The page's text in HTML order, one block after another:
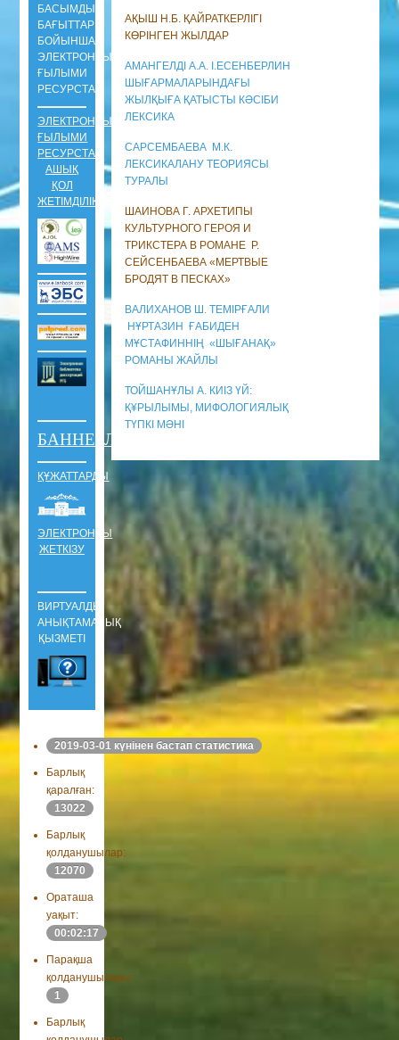
АҚЫШ Н.Б. ҚАЙРАТКЕРЛІГІ
КӨРІНГЕН ЖЫЛДАР
АМАНГЕЛДІ А.А. І.ЕСЕНБЕРЛИН
ШЫҒАРМАЛАРЫНДАҒЫ
ЖЫЛҚЫҒА ҚАТЫСТЫ КӘСІБИ
ЛЕКСИКА
САРСЕМБАЕВА М.К.
ЛЕКСИКАЛАНУ ТЕОРИЯСЫ
ТУРАЛЫ
ШАИНОВА Г. АРХЕТИПЫ
КУЛЬТУРНОГО ГЕРОЯ И
ТРИКСТЕРА В РОМАНЕ Р.
СЕЙСЕНБАЕВА «МЕРТВЫЕ
БРОДЯТ В ПЕСКАХ»
ВАЛИХАНОВ Ш. ТЕМІРҒАЛИ
НҰРТАЗИН ҒАБИДЕН
МҰСТАФИННІҢ «ШЫҒАНАҚ»
РОМАНЫ ЖАЙЛЫ
ТОЙШАНҰЛЫ А. КИІЗ ҮЙ:
Қ¥РЫЛЫМЫ, МИФОЛОГИЯЛЫҚ
ТҮПКІ МӘНІ
БАСЫМДЫ
БАҒЫТТАРЫ
БОЙЫНША
ЭЛЕКТРОНДЫ
ҒЫЛЫМИ
РЕСУРСТАР
ЭЛЕКТРОНДЫ
ҒЫЛЫМИ
РЕСУРСТАР
АШЫҚ
ҚОЛ
ЖЕТІМДІЛІКТЕ
БАННЕРЛЕР
ҚҰЖАТТАРДЫ
ЭЛЕКТРОНДЫ
ЖЕТКІЗУ
ВИРТУАЛДЫ
АНЫҚТАМАЛЫҚ
ҚЫЗМЕТІ
2019-03-01 күнінен бастап статистика
Барлық
қаралған:
13022
Барлық
қолданушылар:
12070
Ораташа
уақыт:
00:02:17
Парақша
қолданушылары:
1
Барлық